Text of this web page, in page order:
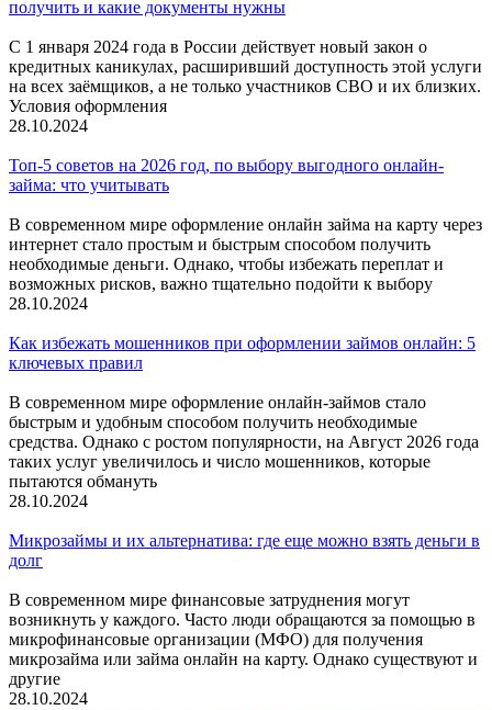
получить и какие документы нужны
С 1 января 2024 года в России действует новый закон о
кредитных каникулах, расширивший доступность этой услуги
на всех заёмщиков, а не только участников СВО и их близких.
Условия оформления
28.10.2024
Топ-5 советов на 2026 год, по выбору выгодного онлайн-
займа: что учитывать
В современном мире оформление онлайн займа на карту через
интернет стало простым и быстрым способом получить
необходимые деньги. Однако, чтобы избежать переплат и
возможных рисков, важно тщательно подойти к выбору
28.10.2024
Как избежать мошенников при оформлении займов онлайн: 5
ключевых правил
В современном мире оформление онлайн-займов стало
быстрым и удобным способом получить необходимые
средства. Однако с ростом популярности, на Август 2026 года
таких услуг увеличилось и число мошенников, которые
пытаются обмануть
28.10.2024
Микрозаймы и их альтернатива: где еще можно взять деньги в
долг
В современном мире финансовые затруднения могут
возникнуть у каждого. Часто люди обращаются за помощью в
микрофинансовые организации (МФО) для получения
микрозайма или займа онлайн на карту. Однако существуют и
другие
28.10.2024